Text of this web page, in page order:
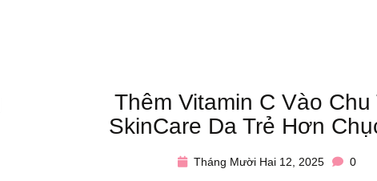
Thêm Vitamin C Vào Chu
SkinCare Da Trẻ Hơn
Tháng Mười Hai 12, 2025 0